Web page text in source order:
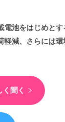
池をはじめと
減、さらには
聞く